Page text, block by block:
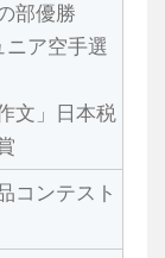
部優勝
ア空手選
文」日本税
コンテスト